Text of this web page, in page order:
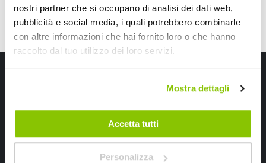
nostri partner che si occupano di analisi dei dati web,
pubblicità e social media, i quali potrebbero combinarle
con altre informazioni che hai fornito loro o che hanno
raccolto dal tuo utilizzo dei loro servizi.
Mostra dettagli
Accetta tutti
Personalizza
Iscriviti alla newsletter Speedup
Ricevi subito uno sconto del 10% per il tuo primo acquisto online!